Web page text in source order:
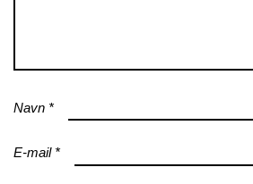
Navn *
E-mail *